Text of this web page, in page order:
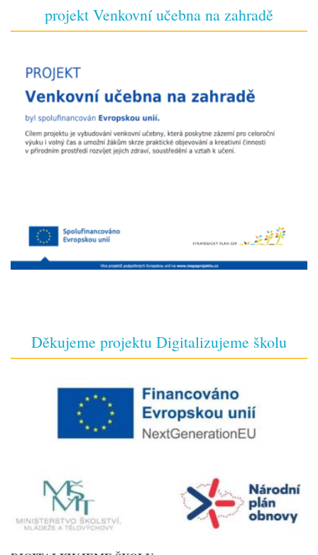
projekt Venkovní učebna na zahradě
Děkujeme projektu Digitalizujeme školu